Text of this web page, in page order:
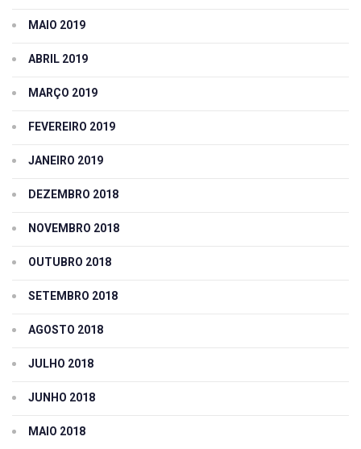
MAIO 2019
ABRIL 2019
MARÇO 2019
FEVEREIRO 2019
JANEIRO 2019
DEZEMBRO 2018
NOVEMBRO 2018
OUTUBRO 2018
SETEMBRO 2018
AGOSTO 2018
JULHO 2018
JUNHO 2018
MAIO 2018